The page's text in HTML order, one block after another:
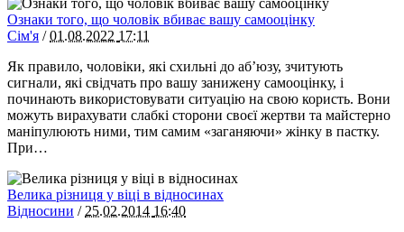
Ознаки того, що чоловік вбиває вашу самооцінку
Сім'я /01.08.2022 17:11
Як правило, чоловіки, які схильні до аб’юзу, зчитують
сигнали, які свідчать про вашу занижену самооцінку, і
починають використовувати ситуацію на свою користь. Вони
можуть вирахувати слабкі сторони своєї жертви та майстерно
маніпулюють ними, тим самим «заганяючи» жінку в пастку.
При…
Велика різниця у віці в відносинах
Відносини / 25.02.2014 16:40